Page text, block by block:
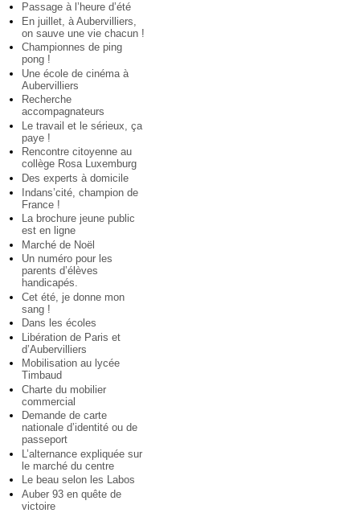
Passage à l’heure d’été
En juillet, à Aubervilliers,
on sauve une vie chacun !
Championnes de ping
pong !
Une école de cinéma à
Aubervilliers
Recherche
accompagnateurs
Le travail et le sérieux, ça
paye !
Rencontre citoyenne au
collège Rosa Luxemburg
Des experts à domicile
Indans’cité, champion de
France !
La brochure jeune public
est en ligne
Marché de Noël
Un numéro pour les
parents d’élèves
handicapés.
Cet été, je donne mon
sang !
Dans les écoles
Libération de Paris et
d’Aubervilliers
Mobilisation au lycée
Timbaud
Charte du mobilier
commercial
Demande de carte
nationale d’identité ou de
passeport
L’alternance expliquée sur
le marché du centre
Le beau selon les Labos
Auber 93 en quête de
victoire